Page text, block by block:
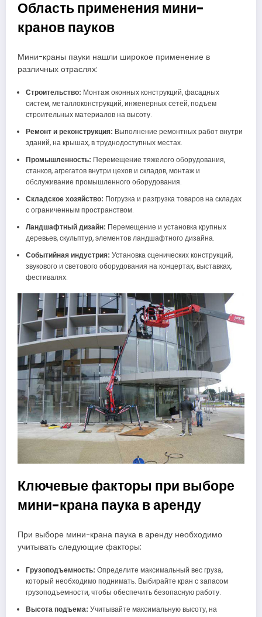
Область применения мини-
кранов пауков
Мини-краны пауки нашли широкое применение в
различных отраслях:
Строительство: Монтаж оконных конструкций, фасадных
систем, металлоконструкций, инженерных сетей, подъем
строительных материалов на высоту.
Ремонт и реконструкция: Выполнение ремонтных работ внутри
зданий, на крышах, в труднодоступных местах.
Промышленность: Перемещение тяжелого оборудования,
станков, агрегатов внутри цехов и складов, монтаж и
обслуживание промышленного оборудования.
Складское хозяйство: Погрузка и разгрузка товаров на складах
с ограниченным пространством.
Ландшафтный дизайн: Перемещение и установка крупных
деревьев, скульптур, элементов ландшафтного дизайна.
Событийная индустрия: Установка сценических конструкций,
звукового и светового оборудования на концертах, выставках,
фестивалях.
Ключевые факторы при выборе
мини-крана паука в аренду
При выборе мини-крана паука в аренду необходимо
учитывать следующие факторы:
Грузоподъемность: Определите максимальный вес груза,
который необходимо поднимать. Выбирайте кран с запасом
грузоподъемности, чтобы обеспечить безопасную работу.
Высота подъема: Учитывайте максимальную высоту, на